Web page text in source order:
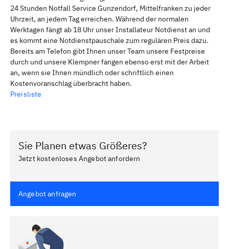
24 Stunden Notfall Service Gunzendorf, Mittelfranken zu jeder
Uhrzeit, an jedem Tag erreichen. Während der normalen
Werktagen fängt ab 18 Uhr unser Installateur Notdienst an und
es kommt eine Notdienstpauschale zum regulären Preis dazu.
Bereits am Telefon gibt Ihnen unser Team unsere Festpreise
durch und unsere Klempner fangen ebenso erst mit der Arbeit
an, wenn sie Ihnen mündlich oder schriftlich einen
Kostenvoranschlag überbracht haben.
Preisliste
Sie Planen etwas Größeres?
Jetzt kostenloses Angebot anfordern
Angebot anfragen